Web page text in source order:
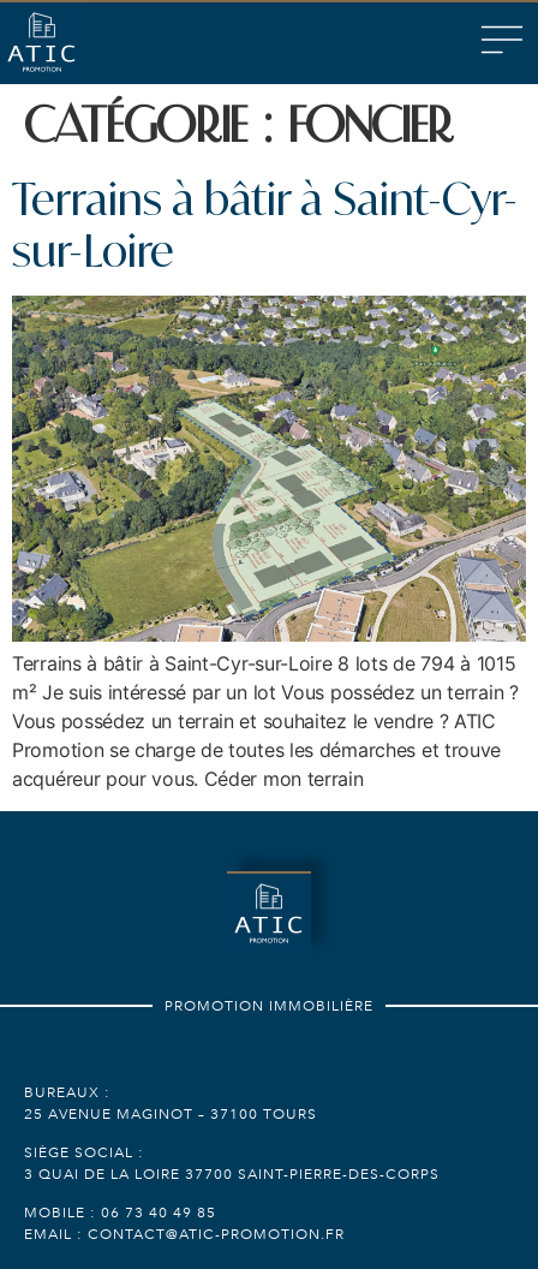
CATÉGORIE : FONCIER
Terrains à bâtir à Saint-Cyr-
sur-Loire
Terrains à bâtir à Saint-Cyr-sur-Loire 8 lots de 794 à 1015
m² Je suis intéressé par un lot Vous possédez un terrain ?
Vous possédez un terrain et souhaitez le vendre ? ATIC
Promotion se charge de toutes les démarches et trouve
acquéreur pour vous. Céder mon terrain
PROMOTION IMMOBILIÈRE
BUREAUX :
25 AVENUE MAGINOT – 37100 TOURS
SIÈGE SOCIAL :
3 QUAI DE LA LOIRE 37700 SAINT-PIERRE-DES-CORPS
MOBILE : 06 73 40 49 85
EMAIL : CONTACT@ATIC-PROMOTION.FR